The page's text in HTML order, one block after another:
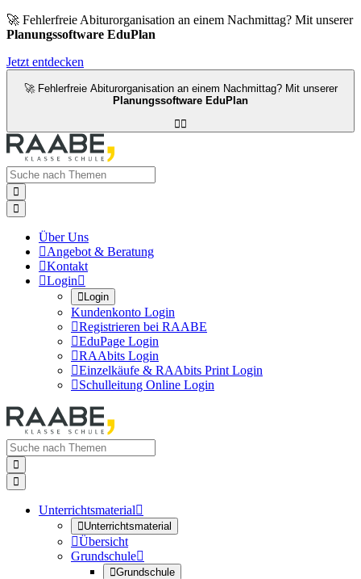
🚀 Fehlerfreie Abiturorganisation an einem Nachmittag? Mit unserer
Planungssoftware EduPlan
Jetzt entdecken
🚀 Fehlerfreie Abiturorganisation an einem Nachmittag? Mit unserer
Planungssoftware EduPlan



Über Uns
Angebot & Beratung
Kontakt
Login
Login
Kundenkonto Login
Registrieren bei RAABE
EduPage Login
RAAbits Login
Einzelkäufe & RAAbits Print Login
Schulleitung Online Login


Unterrichtsmaterial
Unterrichtsmaterial
Übersicht
Grundschule
Grundschule